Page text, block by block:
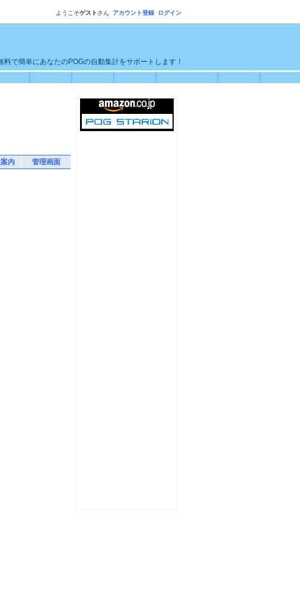
ようこそゲスト さん アカウント登録 ログイン
で簡単にあなたのPOGの自動集計をサポートします！
内
管理画面